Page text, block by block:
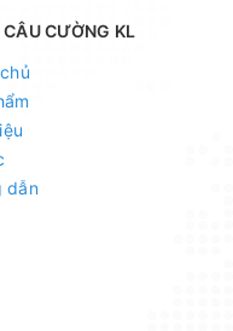
CƯỜNG KL
dẫn